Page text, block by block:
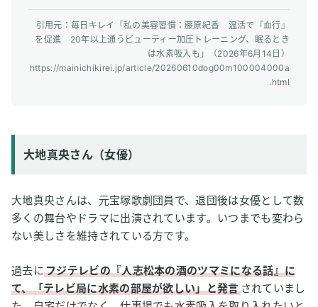
引用元：毎日キレイ「私の美容習慣：藤原紀香 温活で『血行』
を促進 20年以上通うビューティー加圧トレーニング、眠るとき
は水素吸入も」（2026年6月14日）
https://mainichikirei.jp/article/20260610dog00m100004000a
.html
大地真央さん（女優）
大地真央さんは、元宝塚歌劇団員で、退団後は女優として数
多くの舞台やドラマに出演されています。いつまでも変わら
ない美しさを維持されている方です。
過去にフジテレビの『人志松本の酒のツマミになる話』に
て、「テレビ局に水素の部屋が欲しい」と発言されていまし